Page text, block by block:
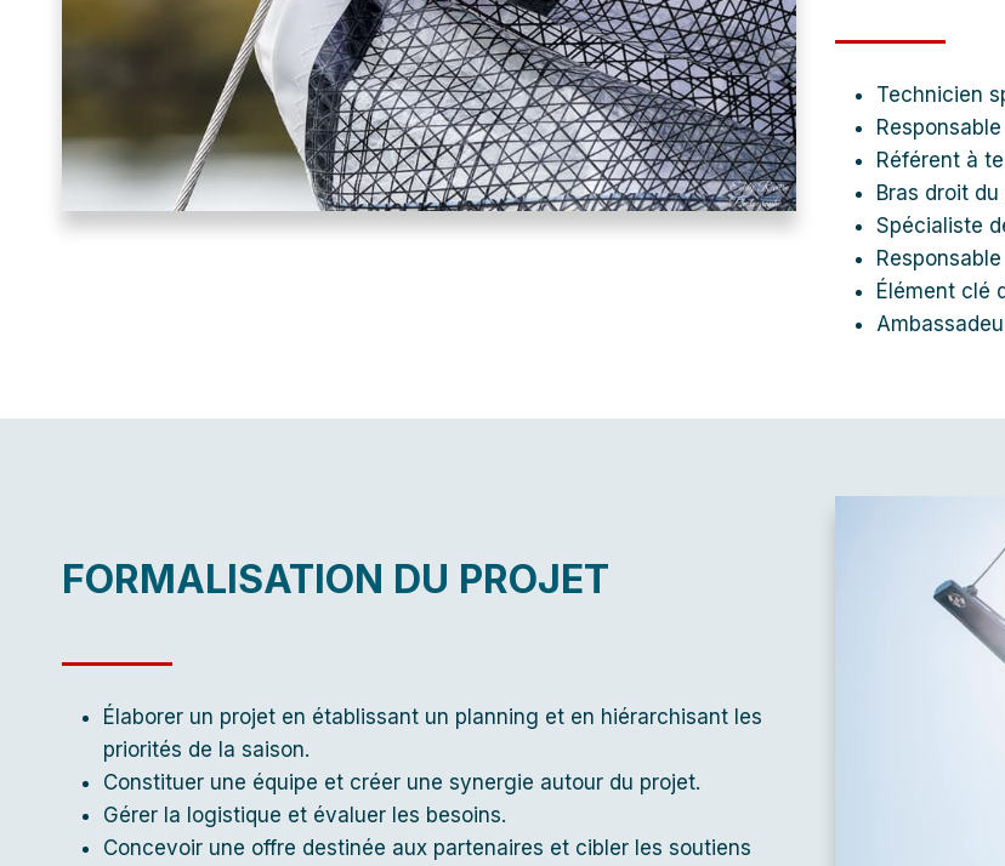
Technicien
Référent à
Bras droit
Spécialiste
Élément clé
FORMALISATION DU PROJET
Élaborer un projet en établissant un planning et en hiérarchisant les
priorités de la saison.
Constituer une équipe et créer une synergie autour du projet.
Gérer la logistique et évaluer les besoins.
Concevoir une offre destinée aux partenaires et cibler les soutiens